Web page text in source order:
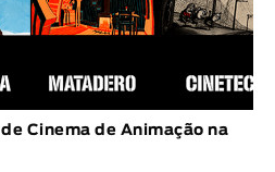
Cinema de Animação na